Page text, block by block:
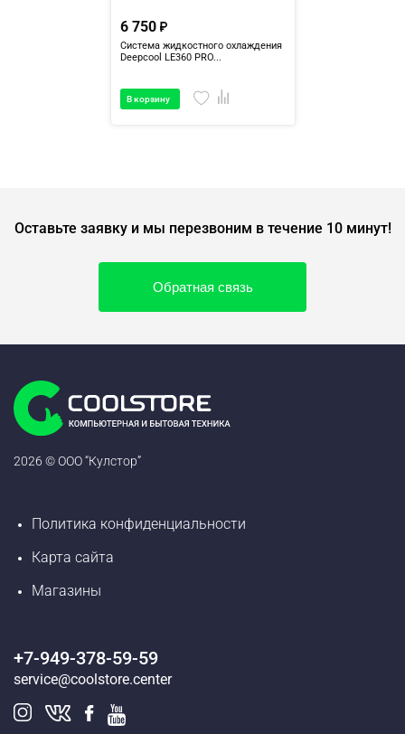
6 750
Система жидкостного охлаждения
Deepcool LE360 PRO...
В корзину
Оставьте заявку и мы перезвоним в течение 10 минут!
Обратная связь
2026 © ООО “Кулстор”
Политика конфиденциальности
Карта сайта
Магазины
+7-949-378-59-59
service@coolstore.center